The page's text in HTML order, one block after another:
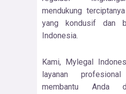
mendukung
yang kondusif dan
Indonesia.
Kami, Mylegal
layanan
membantu Anda